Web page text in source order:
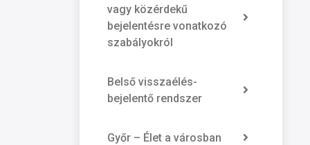
vagy közérdekű
bejelentésre vonatkozó
szabályokról
Belső visszaélés-
bejelentő rendszer
Győr – Élet a városban